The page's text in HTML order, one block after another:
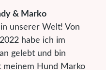
& Marko
unserer Welt! Von
habe ich im
gelebt und bin
meinem Hund Marko